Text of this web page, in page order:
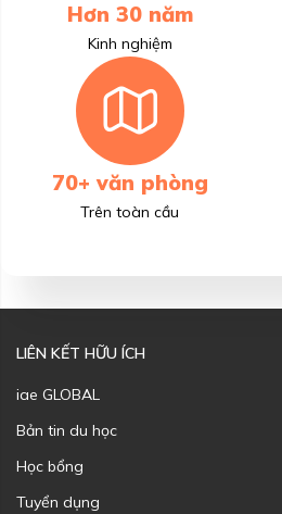
Hơn 30 năm
Kinh nghiệm
70+ văn phòng
Trên toàn cầu
LIÊN KẾT HỮU ÍCH
iae GLOBAL
Bản tin du học
Học bổng
Tuyển dụng